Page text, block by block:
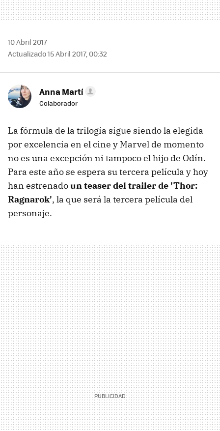
10 Abril 2017
Actualizado 15 Abril 2017, 00:32
Anna Martí
Colaborador
La fórmula de la trilogía sigue siendo la elegida
por excelencia en el cine y Marvel de momento
no es una excepción ni tampoco el hijo de Odín.
Para este año se espera su tercera película y hoy
han estrenadoun teaser del trailer de 'Thor:
Ragnarok', la que será la tercera película del
personaje.